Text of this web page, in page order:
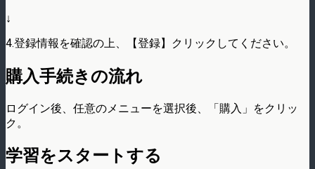
↓
4.登録情報を確認の上、【登録】クリックしてください。
購入手続きの流れ
ログイン後、任意のメニューを選択後、「購入」をクリッ
ク。
学習をスタートする